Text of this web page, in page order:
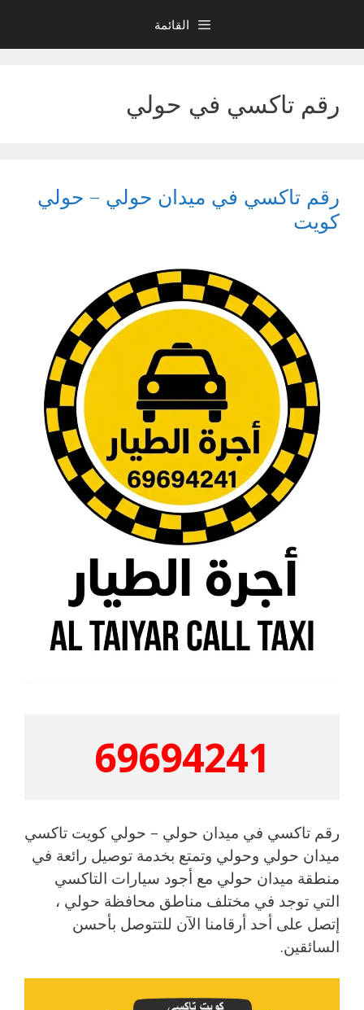
المحتوى
القائمة
رقم تاكسي في حولي
رقم تاكسي في ميدان حولي – حولي
كويت
69694241
رقم تاكسي في ميدان حولي – حولي كويت تاكسي
ميدان حولي وحولي وتمتع بخدمة توصيل رائعة في
منطقة ميدان حولي مع أجود سيارات التاكسي
التي توجد في مختلف مناطق محافظة حولي ،
إتصل على أحد أرقامنا الآن للتتوصل بأحسن
السائقين.